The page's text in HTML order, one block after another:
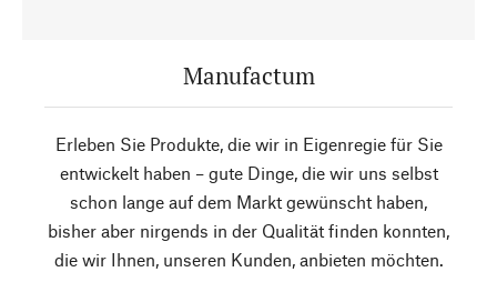
Manufactum
Erleben Sie Produkte, die wir in Eigenregie für Sie
entwickelt haben – gute Dinge, die wir uns selbst
schon lange auf dem Markt gewünscht haben,
bisher aber nirgends in der Qualität finden konnten,
die wir Ihnen, unseren Kunden, anbieten möchten.